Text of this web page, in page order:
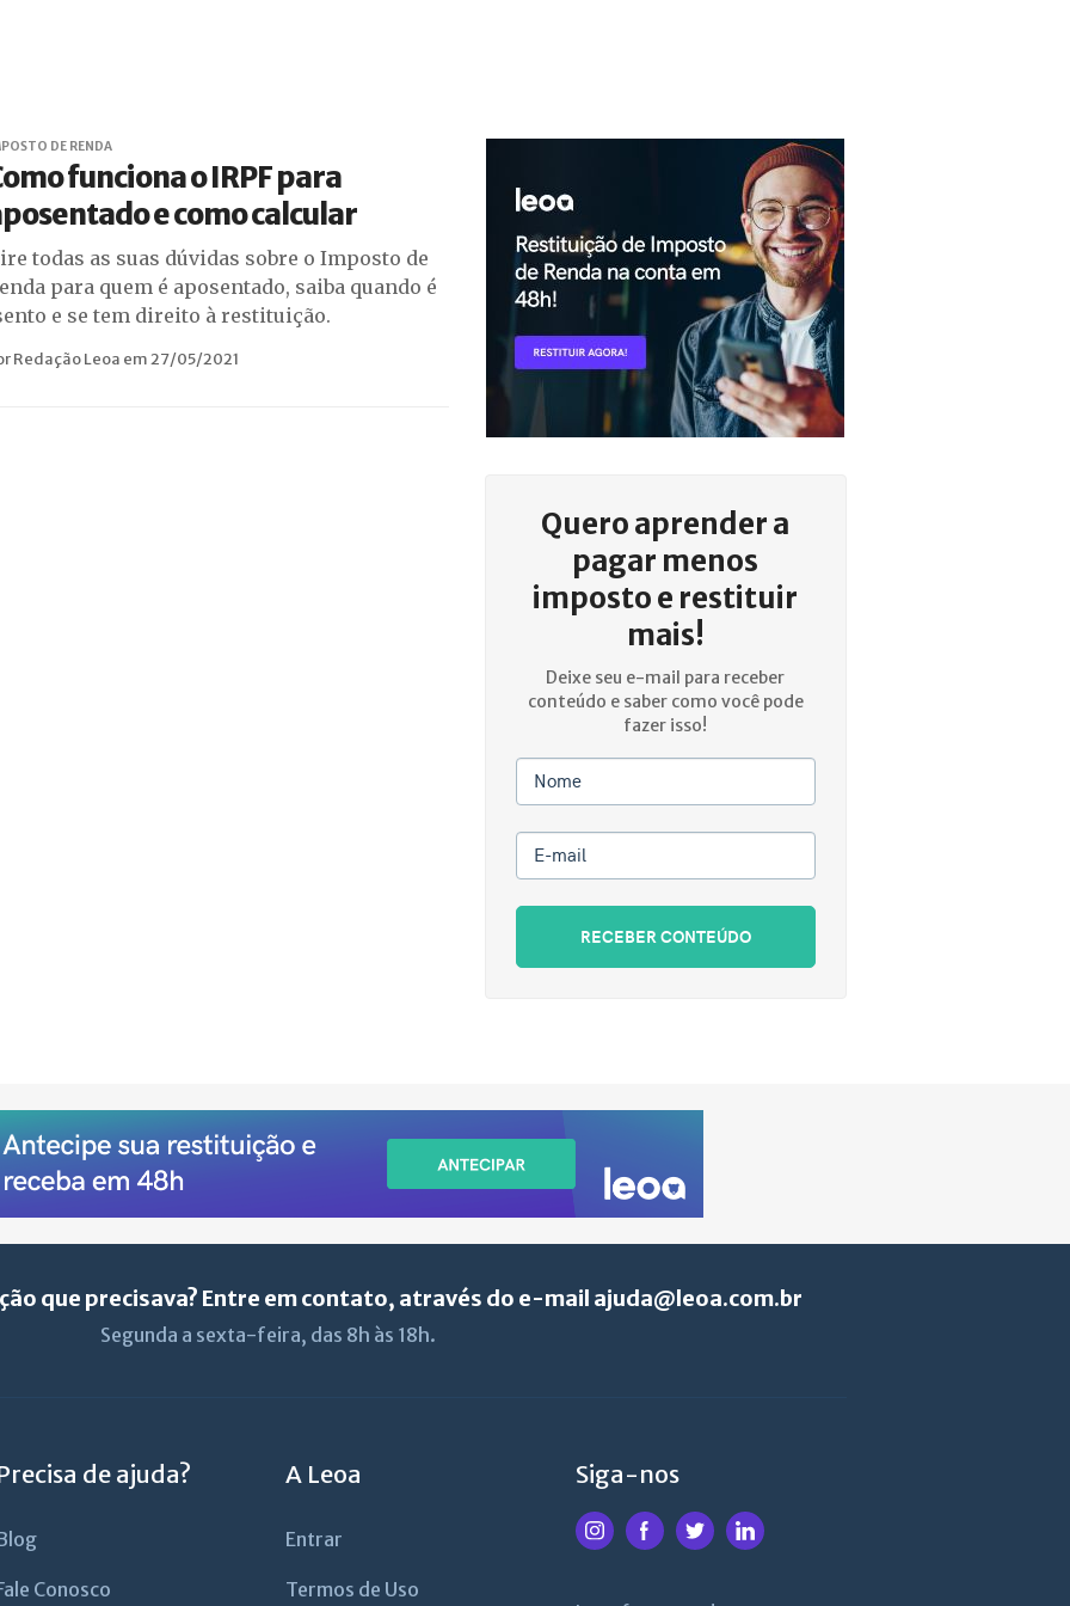
DE RENDA
funciona o IRPF para
e como calcular
todas as suas dúvidas sobre o Imposto de
para quem é aposentado, saiba quando é
e se tem direito à restituição.
Redação Leoa em 27/05/2021
Quero aprender a
pagar menos
imposto e restituir
mais!
Deixe seu e-mail para receber
conteúdo e saber como você pode
fazer isso!
Nome
E-mail
RECEBER CONTEÚDO
que precisava? Entre em contato, através do e-mail ajuda@leoa.com.br
Segunda a sexta-feira, das 8h às 18h.
de ajuda?
Conosco
A Leoa
Entrar
Termos de Uso
Siga-nos